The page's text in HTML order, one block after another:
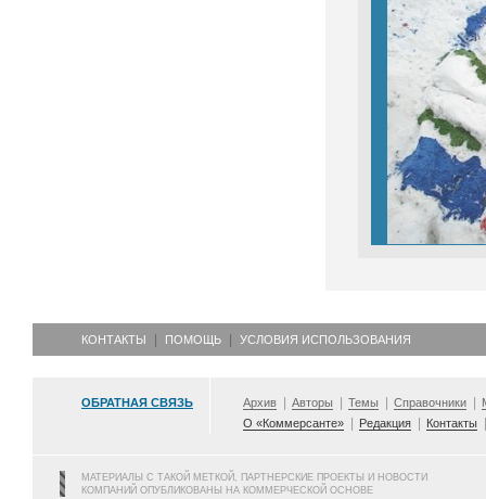
КОНТАКТЫ ПОМОЩЬ УСЛОВИЯ ИСПОЛЬЗОВАНИЯ
ОБРАТНАЯ СВЯЗЬ Архив Авторы Темы Справочники
О «Коммерсанте»
Редакция Контакты
МАТЕРИАЛЫ С ТАКОЙ МЕТКОЙ, ПАРТНЕРСКИЕ ПРОЕКТЫ И НОВОСТИ
КОМПАНИЙ ОПУБЛИКОВАНЫ НА КОММЕРЧЕСКОЙ ОСНОВЕ